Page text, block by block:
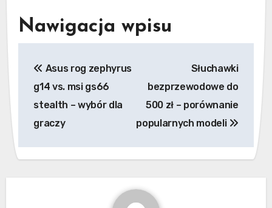
Nawigacja wpisu
Asus rog zephyrus
g14 vs. msi gs66
stealth – wybór dla
graczy
Słuchawki
bezprzewodowe do
500 zł – porównanie
popularnych modeli